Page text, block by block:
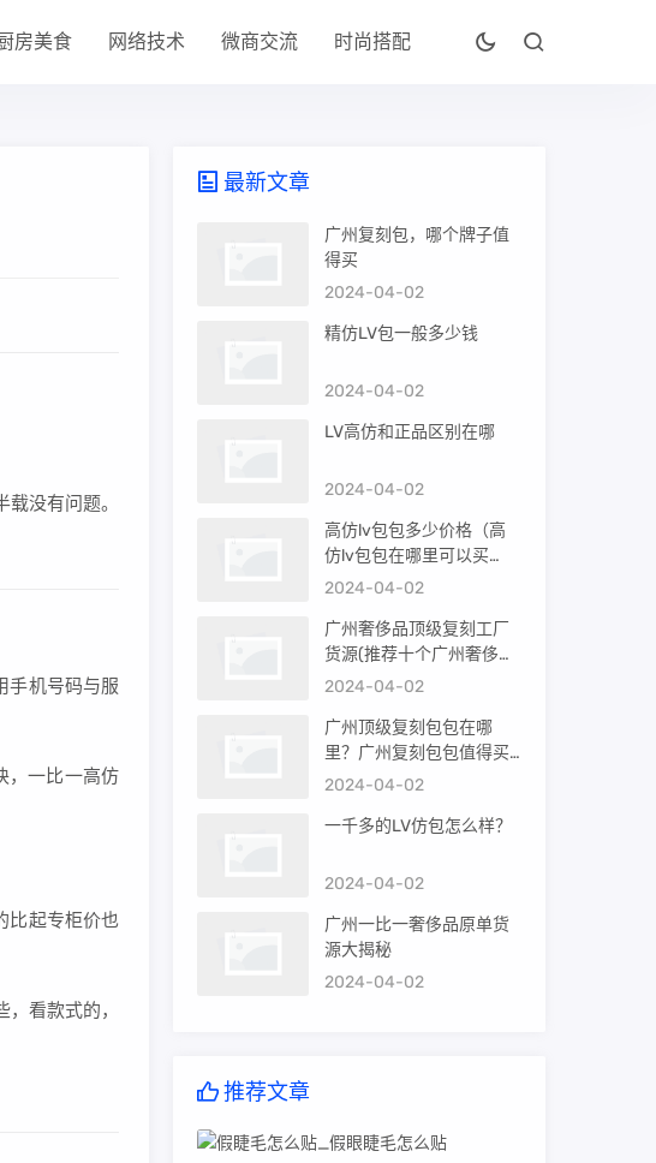
房美食 网络技术 微商交流 时尚搭配
没有问题。
手机号码与服
，一比一高仿
比起专柜价也
看款式的，
最新文章
广州复刻包，哪个牌子值
得买
2024-04-02
精仿LV包一般多少钱
2024-04-02
LV高仿和正品区别在哪
2024-04-02
高仿lv包包多少价格（高
仿lv包包在哪里可以买
到）
2024-04-02
广州奢侈品顶级复刻工厂
货源(推荐十个广州奢侈品
购买渠道)
2024-04-02
广州顶级复刻包包在哪
里？广州复刻包包值得买
吗？
2024-04-02
一千多的LV仿包怎么样？
2024-04-02
广州一比一奢侈品原单货
源大揭秘
2024-04-02
推荐文章